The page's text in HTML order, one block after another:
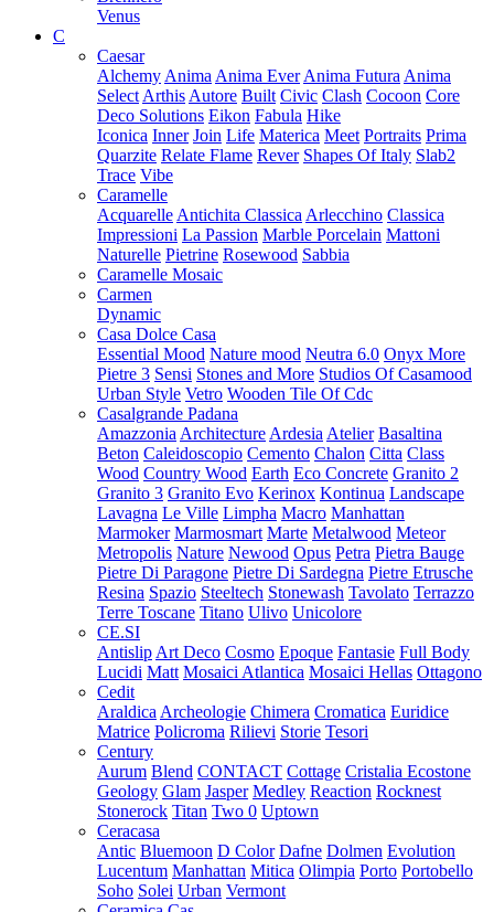
Venus
C
Caesar
Alchemy Anima Anima Ever Anima Futura Anima
Select Arthis Autore Built Civic Clash Cocoon Core
Deco Solutions Eikon Fabula Hike
Iconica Inner Join Life Materica Meet Portraits Prima
Quarzite Relate Flame Rever Shapes Of Italy Slab2
Trace Vibe
Caramelle
Acquarelle Antichita Classica Arlecchino Classica
Impressioni La Passion Marble Porcelain Mattoni
Naturelle Pietrine Rosewood Sabbia
Caramelle Mosaic
Carmen
Dynamic
Casa Dolce Casa
Essential Mood Nature mood Neutra 6.0 Onyx More
Pietre 3 Sensi Stones and More Studios Of Casamood
Urban Style Vetro Wooden Tile Of Cdc
Casalgrande Padana
Amazzonia Architecture Ardesia Atelier Basaltina
Beton Caleidoscopio Cemento Chalon Citta Class
Wood Country Wood Earth Eco Concrete Granito 2
Granito 3 Granito Evo Kerinox Kontinua Landscape
Lavagna Le Ville Limpha Macro Manhattan
Marmoker Marmosmart Marte Metalwood Meteor
Metropolis Nature Newood Opus Petra Pietra Bauge
Pietre Di Paragone Pietre Di Sardegna Pietre Etrusche
Resina Spazio Steeltech Stonewash Tavolato Terrazzo
Terre Toscane Titano Ulivo Unicolore
CE.SI
Antislip Art Deco Cosmo Epoque Fantasie Full Body
Lucidi Matt Mosaici Atlantica Mosaici Hellas Ottagono
Cedit
Araldica Archeologie Chimera Cromatica Euridice
Matrice Policroma Rilievi Storie Tesori
Century
Aurum Blend CONTACT Cottage Cristalia Ecostone
Geology Glam Jasper Medley Reaction Rocknest
Stonerock Titan Two 0 Uptown
Ceracasa
Antic Bluemoon D Color Dafne Dolmen Evolution
Lucentum Manhattan Mitica Olimpia Porto Portobello
Soho Solei Urban Vermont